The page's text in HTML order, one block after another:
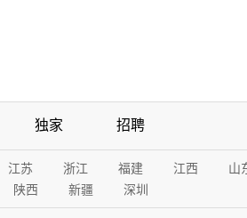
独家 招聘
江苏 浙江 福建 江西 山
陕西
新疆 深圳